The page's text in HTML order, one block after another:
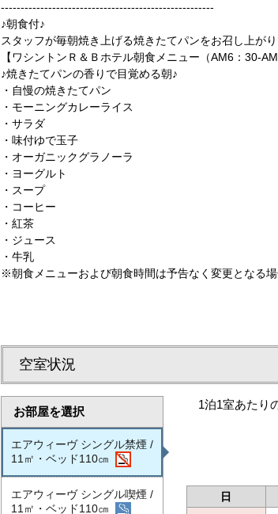
------------------------------------------------------
♪朝食付♪
スタッフが毎朝焼き上げる焼きたてパンをお召し上がり
【ワシントンＲ＆Ｂホテル朝食メニュー（AM6：30-
♪焼きたてパンの香りで目覚める朝♪
・自慢の焼きたてパン
・モーニングカレーライス
・サラダ
・味付ゆで玉子
・オーガニックグラノーラ
・ヨーグルト
・スープ
・コーヒー
・紅茶
・ジュース
・牛乳
※朝食メニューおよび朝食時間は予告なく変更となる場
女性に嬉しいアメニティ２点付き♪
空室状況
お部屋を選択
エアウィーヴ シングル禁煙 /
11㎡・ベッド110㎝
エアウィーヴ シングル喫煙 /
11㎡・ベッド110㎝
1泊1室あたり
日